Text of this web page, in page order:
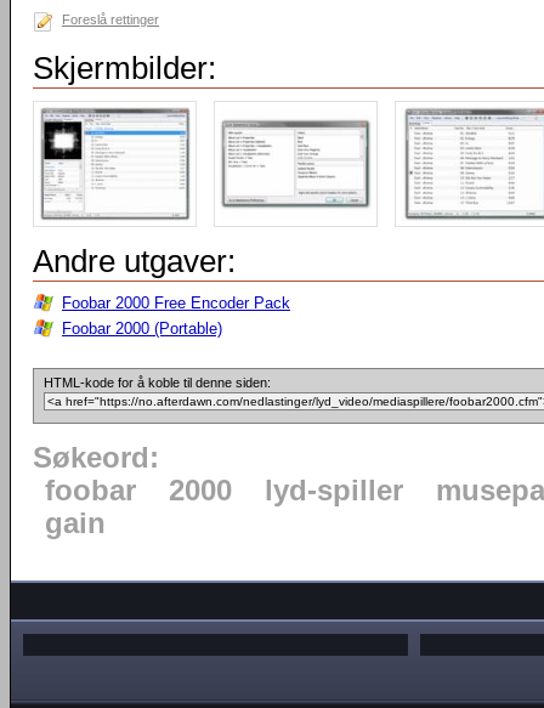
Foreslå rettinger
Skjermbilder:
Andre utgaver:
Foobar 2000 Free Encoder Pack
Foobar 2000 (Portable)
HTML-kode for å koble til denne siden:
Søkeord:
foobar
2000 lyd-spiller
gain